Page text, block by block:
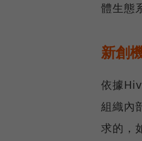
體生態
新創
依據
組織內
求的，